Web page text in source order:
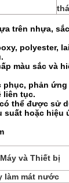
trên nhựa,
polyester,
màu sắc và
phục, phản
liên tục.
thể được sử
suất hoặc hiệu
Máy và Thiết bị
làm mát nước